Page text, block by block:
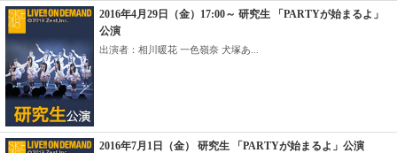
2016年4月29日（金）17:00～ 研究生 「PARTYが始まるよ」
公演
出演者：相川暖花 一色嶺奈 犬塚あ...
2016年7月1日（金） 研究生 「PARTYが始まるよ」公演